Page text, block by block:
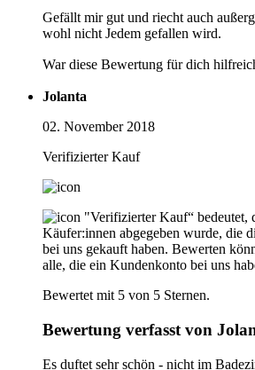
Gefällt mir gut und riecht auch
wohl nicht Jedem gefallen wird.
War diese Bewertung für dich
Jolanta
02. November 2018
Verifizierter Kauf
"Verifizierter Kauf“ bedeutet,
Käufer:innen abgegeben wurde, die
bei uns gekauft haben. Bewerten
alle, die ein Kundenkonto bei uns
Bewertet mit 5 von 5 Sternen.
Bewertung verfasst von
Es duftet sehr schön - nicht im